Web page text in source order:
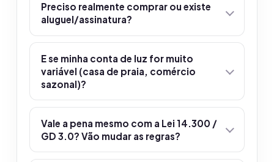
Preciso realmente comprar ou existe
aluguel/assinatura?
E se minha conta de luz for muito
variável (casa de praia, comércio
sazonal)?
Vale a pena mesmo com a Lei 14.300 /
GD 3.0? Vão mudar as regras?